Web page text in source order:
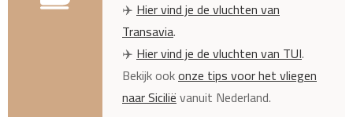
✈️Hier vind je de vluchten van
Transavia.
✈️Hier vind je de vluchten van TUI.
Bekijk ookonze tips voor het vliegen
naar Siciliëvanuit Nederland.